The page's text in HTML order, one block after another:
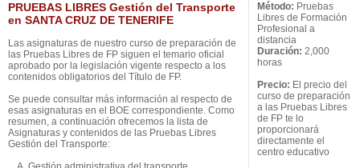
PRUEBAS LIBRES Gestión del Transporte
en SANTA CRUZ DE TENERIFE
Las asignaturas de nuestro curso de preparación de
las Pruebas Libres de FP siguen el temario oficial
aprobado por la legislación vigente respecto a los
contenidos obligatorios del Título de FP.
Se puede consultar más información al respecto de
esas asignaturas en el BOE correspondiente. Como
resumen, a continuación ofrecemos la lista de
Asignaturas y contenidos de las Pruebas Libres
Gestión del Transporte:
Método: Pruebas
Libres de Formación
Profesional a
distancia
Duración: 2,000
horas
Precio: El precio del
curso de preparación
a las Pruebas Libres
de FP te lo
proporcionará
directamente el
centro educativo